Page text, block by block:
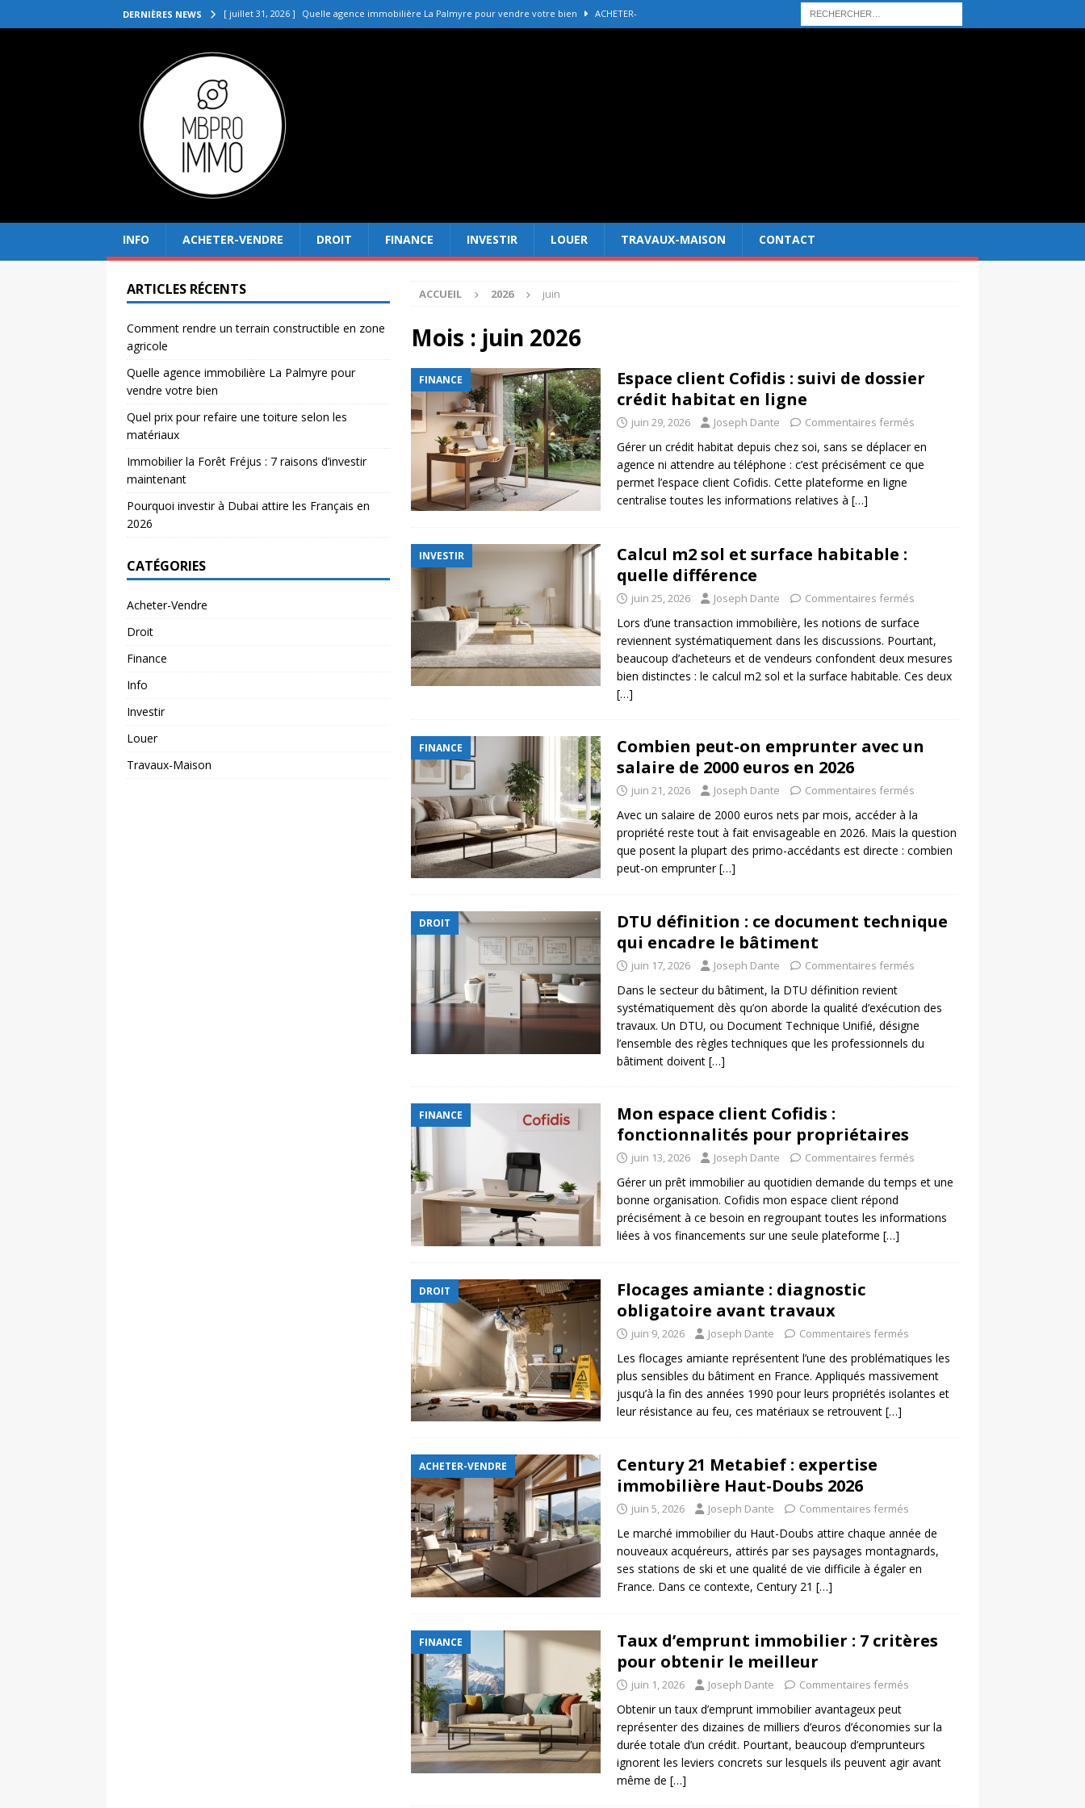
DERNIÈRES NEWS [ juillet 31, 2026 ] Quelle agence immobilière La Palmyre pour vendre votre bien ACHETER-
[ juillet 27, 2026 ]
[ juillet 23, 2026 ]
[ juillet 19, 2026 ]
[ août 4, 2026 ]
INFO ACHETER-VENDRE DROIT FINANCE INVESTIR LOUER TRAVAUX-MAISON CONTACT
ACCUEIL 2026 juin
Mois : juin 2026
FINANCE
Espace client Cofidis : suivi de dossier
crédit habitat en ligne
juin 29, 2026 Joseph Dante Commentaires fermés
Gérer un crédit habitat depuis chez soi, sans se déplacer en
agence ni attendre au téléphone : c’est précisément ce que
permet l’espace client Cofidis. Cette plateforme en ligne
centralise toutes les informations relatives à […]
INVESTIR
Calcul m2 sol et surface habitable :
quelle différence
juin 25, 2026 Joseph Dante Commentaires fermés
Lors d’une transaction immobilière, les notions de surface
reviennent systématiquement dans les discussions. Pourtant,
beaucoup d’acheteurs et de vendeurs confondent deux mesures
bien distinctes : le calcul m2 sol et la surface habitable. Ces deux
[…]
FINANCE
Combien peut-on emprunter avec un
salaire de 2000 euros en 2026
juin 21, 2026 Joseph Dante Commentaires fermés
Avec un salaire de 2000 euros nets par mois, accéder à la
propriété reste tout à fait envisageable en 2026. Mais la question
que posent la plupart des primo-accédants est directe : combien
peut-on emprunter[…]
DROIT
DTU définition : ce document technique
qui encadre le bâtiment
juin 17, 2026 Joseph Dante Commentaires fermés
Dans le secteur du bâtiment, la DTU définition revient
systématiquement dès qu’on aborde la qualité d’exécution des
travaux. Un DTU, ou Document Technique Unifié, désigne
l’ensemble des règles techniques que les professionnels du
bâtiment doivent […]
FINANCE
Mon espace client Cofidis :
fonctionnalités pour propriétaires
juin 13, 2026 Joseph Dante Commentaires fermés
Gérer un prêt immobilier au quotidien demande du temps et une
bonne organisation. Cofidis mon espace client répond
précisément à ce besoin en regroupant toutes les informations
liées à vos financements sur une seule plateforme […]
DROIT
Flocages amiante : diagnostic
obligatoire avant travaux
juin 9, 2026 Joseph Dante Commentaires fermés
Les flocages amiante représentent l’une des problématiques les
plus sensibles du bâtiment en France. Appliqués massivement
jusqu’à la fin des années 1990 pour leurs propriétés isolantes et
leur résistance au feu, ces matériaux se retrouvent […]
ACHETER-VENDRE
Century 21 Metabief : expertise
immobilière Haut-Doubs 2026
juin 5, 2026 Joseph Dante Commentaires fermés
Le marché immobilier du Haut-Doubs attire chaque année de
nouveaux acquéreurs, attirés par ses paysages montagnards,
ses stations de ski et une qualité de vie difficile à égaler en
France. Dans ce contexte, Century 21 […]
FINANCE
Taux d’emprunt immobilier : 7 critères
pour obtenir le meilleur
juin 1, 2026 Joseph Dante Commentaires fermés
Obtenir un taux d’emprunt immobilier avantageux peut
représenter des dizaines de milliers d’euros d’économies sur la
durée totale d’un crédit. Pourtant, beaucoup d’emprunteurs
ignorent les leviers concrets sur lesquels ils peuvent agir avant
même de […]
ARTICLES RÉCENTS
Comment rendre un terrain constructible en zone
agricole
Quelle agence immobilière La Palmyre pour
vendre votre bien
Quel prix pour refaire une toiture selon les
matériaux
Immobilier la Forêt Fréjus : 7 raisons d’investir
maintenant
Pourquoi investir à Dubai attire les Français en
2026
CATÉGORIES
Acheter-Vendre
Droit
Finance
Info
Investir
Louer
Travaux-Maison